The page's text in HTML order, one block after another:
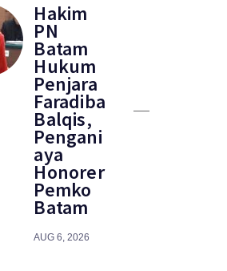
Hakim
PN
Batam
Hukum
Penjara
Faradiba
Balqis,
Pengani
aya
Honorer
Pemko
Batam
AUG 6, 2026